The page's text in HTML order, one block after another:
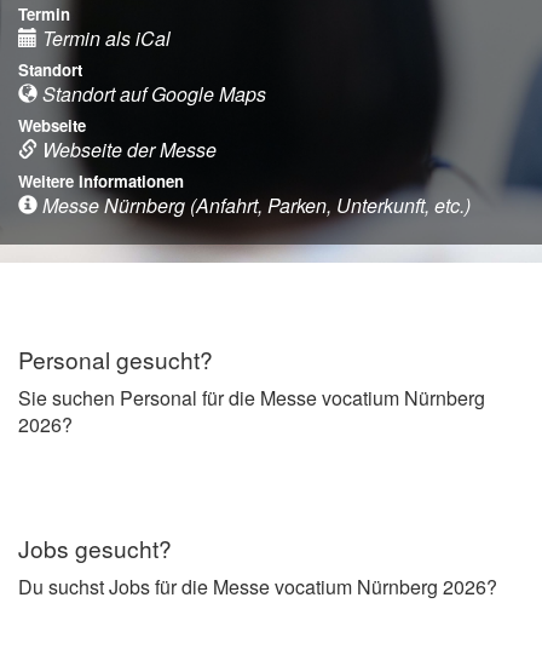
Termin
Termin als iCal
Standort
Standort auf Google Maps
Webseite
Webseite der Messe
Weitere Informationen
Messe Nürnberg (Anfahrt, Parken, Unterkunft, etc.)
Personal gesucht?
Sie suchen Personal für die Messe vocatium Nürnberg
2026?
Jobs gesucht?
Du suchst Jobs für die Messe vocatium Nürnberg 2026?